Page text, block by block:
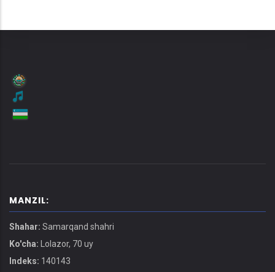
MANZIL:
Shahar: Samarqand shahri
Ko'cha: Lolazor, 70 uy
Indeks: 140143